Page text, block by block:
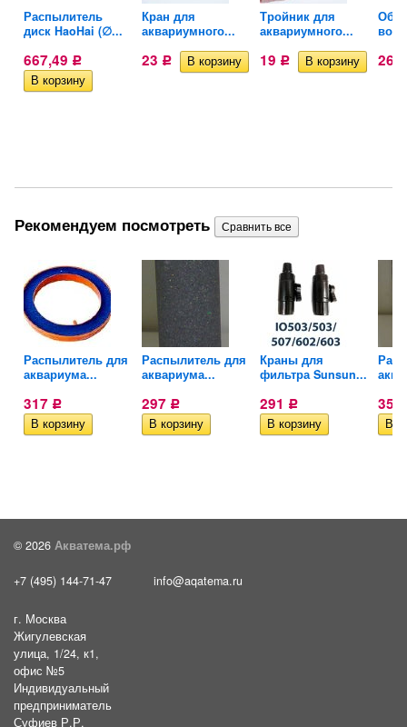
Распылитель
диск HaoHai (∅...
667,49 Р
Кран для
аквариумного...
23 Р
Тройник для
аквариумного...
19 Р 26
Рекомендуем посмотреть
Распылитель для
аквариума...
317 Р
Распылитель для
аквариума...
297 Р
Краны для
фильтра Sunsun...
291 Р 353
© 2026 Акватема.рф
+7 (495) 144-71-47 info@aqatema.ru
г. Москва
Жигулевская
улица, 1/24, к1,
офис №5
Индивидуальный
предприниматель
Суфиев Р.Р.